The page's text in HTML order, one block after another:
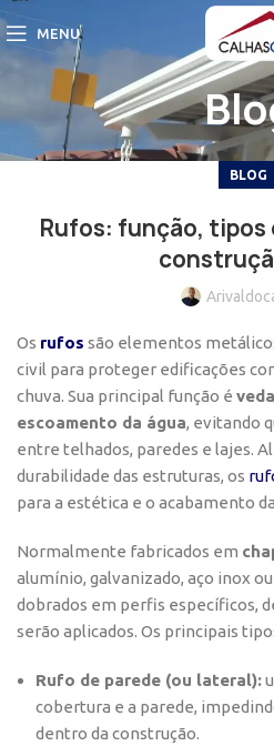
MENU
BLOG
Rufos: função, tipos
Os rufos são elementos
civil para proteger edificações
chuva. Sua principal função é
escoamento da água, evitando
entre telhados, paredes e lajes.
durabilidade das estruturas, os
para a estética e o acabamento
Normalmente fabricados em
alumínio, galvanizado, aço inox
dobrados em perfis específicos,
serão aplicados. Os principais
Rufo de parede (ou lateral):
cobertura e a parede,
dentro da construção.